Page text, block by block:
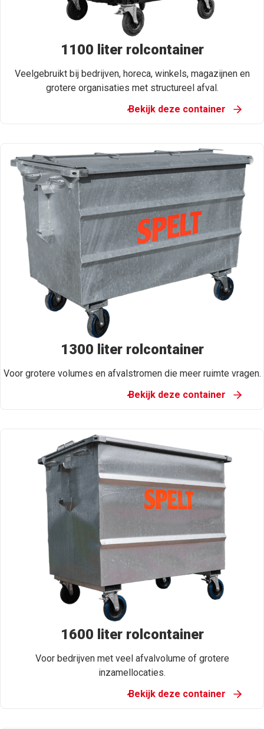
1100 liter rolcontainer
Veelgebruikt bij bedrijven, horeca, winkels, magazijnen en
grotere organisaties met structureel afval.
Bekijk deze container
1300 liter rolcontainer
Voor grotere volumes en afvalstromen die meer ruimte vragen.
Bekijk deze container
1600 liter rolcontainer
Voor bedrijven met veel afvalvolume of grotere
inzamellocaties.
Bekijk deze container